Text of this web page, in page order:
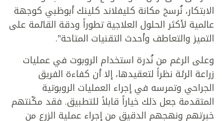
الابتكار، نُرسخ مكانة كليفلاند كلينك أبوظبي كوجهة
عالمية لأكثر الحلول العلاجية تطوراً ودقة القائمة على
التميز والتعاطف وأحدث التقنيات المتاحة".
وعلى الرغم من نُدرة استخدام الروبوت في عمليات
زراعة الرئة نظراً لتعقيدها، إلا أن كفاءة الفريق
الجراحي وتمرسه في إجراء العمليات الروبوتية
المتقدمة جعل ذلك خياراً قابلاً للتطبيق. فقد مكّنتهم
خبرتهم ونهجهم الدقيق من إجراء عملية الزرع من